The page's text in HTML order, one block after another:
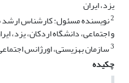
یزد، ایران
2نویسنده مسئول: کارشناس ارشد
و اجتماعی، دانشگاه اردکان، یزد،
3سازمان بهزیستی، اورژانس
چکیده